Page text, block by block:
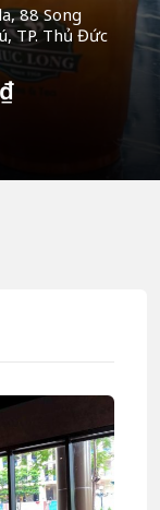
88 Song
TP. Thủ Đức
₫